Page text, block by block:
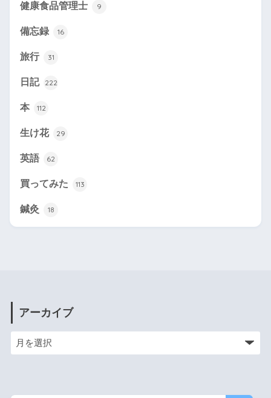
健康食品管理士 9
備忘録 16
旅行 31
日記 222
本 112
生け花 29
英語 62
買ってみた 113
鍼灸 18
アーカイブ